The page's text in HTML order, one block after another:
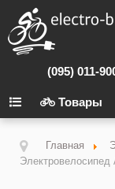
(095) 011-
Товары
Главная